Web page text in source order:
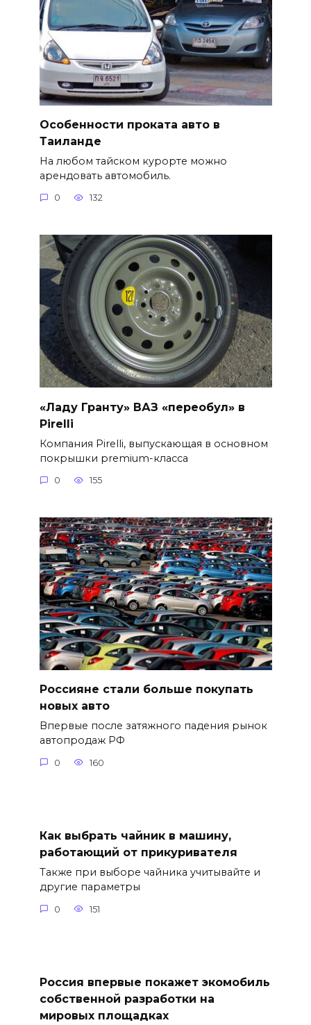
Особенности проката авто в
Таиланде
На любом тайском курорте можно
арендовать автомобиль.
0 132
«Ладу Гранту» ВАЗ «переобул» в
Pirelli
Компания Pirelli, выпускающая в основном
покрышки premium-класса
0 155
Россияне стали больше покупать
новых авто
Впервые после затяжного падения рынок
автопродаж РФ
0 160
Как выбрать чайник в машину,
работающий от прикуривателя
Также при выборе чайника учитывайте и
другие параметры
0 151
Россия впервые покажет экомобиль
собственной разработки на
мировых площадках